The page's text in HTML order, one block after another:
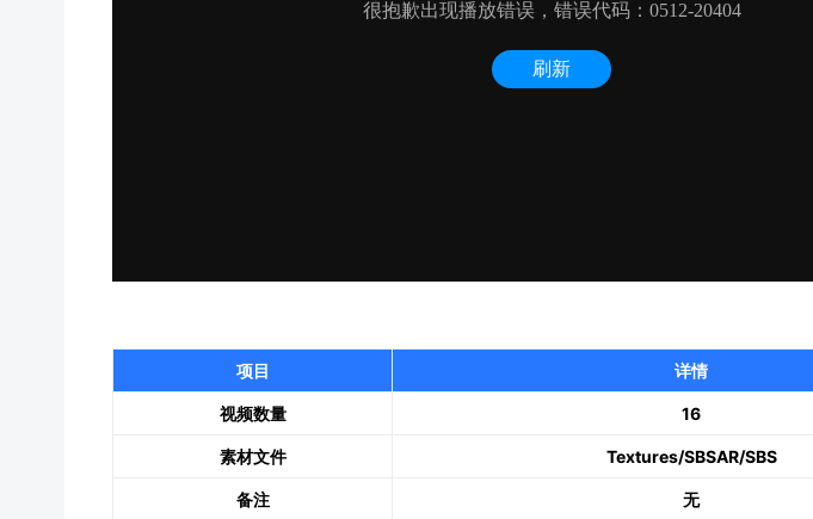
项目 详情
视频数量 16
素材文件 Textures/SBSAR/SBS
备注 无